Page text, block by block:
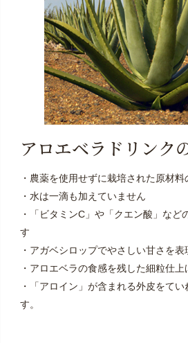
アロエベラドリンク
・農薬を使用せずに栽培された原材
・水は一滴も加えていません
・「ビタミンC」や「クエン酸」など
す
・アガベシロップでやさしい甘さを表
・アロエベラの食感を残した細粒仕
・「アロイン」が含まれる外皮をて
す。